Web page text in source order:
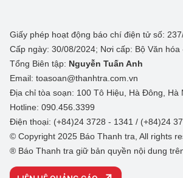
Giấy phép hoạt động báo chí điện tử số:
Cấp ngày: 30/08/2024; Nơi cấp: Bộ Văn hóa
Tổng Biên tập: Nguyễn Tuấn Anh
Email: toasoan@thanhtra.com.vn
Địa chỉ tòa soạn: 100 Tô Hiệu, Hà Đông, Hà
Hotline: 090.456.3399
Điện thoại: (+84)24 3728 - 1341 / (+84)24
© Copyright 2025 Báo Thanh tra, All rights
® Báo Thanh tra giữ bản quyền nội dung